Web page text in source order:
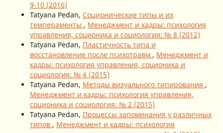
9-10 (2016)
Tatyana Pedan, Соционические типы и их
темпераменты , Менеджмент и кадры: психология
управления, соционика и социология: № 8 (2012)
Tatyana Pedan, Пластичность типа и
восстановление после психотравм , Менеджмент и
кадры: психология управления, соционика и
социология: № 4 (2015)
Tatyana Pedan, Методы визуального типирования ,
Менеджмент и кадры: психология управления,
соционика и социология: № 2 (2015)
Tatyana Pedan, Процессы запоминания у различных
типов , Менеджмент и кадры: психология